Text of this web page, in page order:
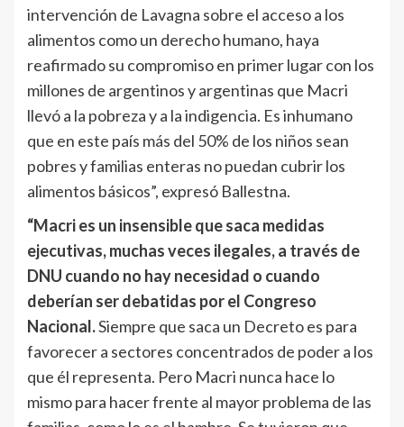
intervención de Lavagna sobre el acceso a los
alimentos como un derecho humano, haya
reafirmado su compromiso en primer lugar con los
millones de argentinos y argentinas que Macri
llevó a la pobreza y a la indigencia. Es inhumano
que en este país más del 50% de los niños sean
pobres y familias enteras no puedan cubrir los
alimentos básicos”, expresó Ballestna.
“Macri es un insensible que saca medidas
ejecutivas, muchas veces ilegales, a través de
DNU cuando no hay necesidad o cuando
deberían ser debatidas por el Congreso
Nacional.Siempre que saca un Decreto es para
favorecer a sectores concentrados de poder a los
que él representa. Pero Macri nunca hace lo
mismo para hacer frente al mayor problema de las